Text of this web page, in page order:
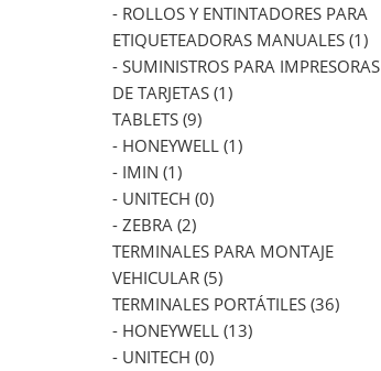
- ROLLOS Y ENTINTADORES PARA
ETIQUETEADORAS MANUALES (1)
- SUMINISTROS PARA IMPRESORAS
DE TARJETAS (1)
TABLETS (9)
- HONEYWELL (1)
- IMIN (1)
- UNITECH (0)
- ZEBRA (2)
TERMINALES PARA MONTAJE
VEHICULAR (5)
TERMINALES PORTÁTILES (36)
- HONEYWELL (13)
- UNITECH (0)